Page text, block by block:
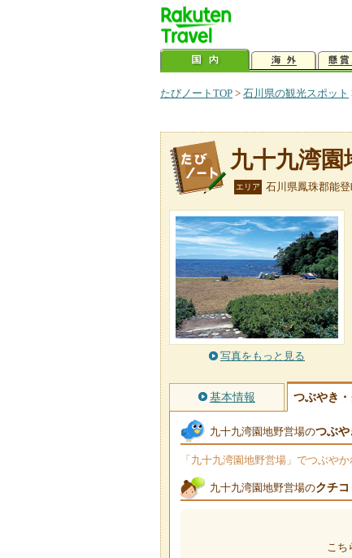
たびノートTOP > 石川県の観光スポット
九十九湾園
エリア 石川県鳳珠郡能
写真をもっと見る
基本情報 つぶやき・
九十九湾園地野営場のつぶや
「九十九湾園地野営場」でつぶや
九十九湾園地野営場のクチコ
こち